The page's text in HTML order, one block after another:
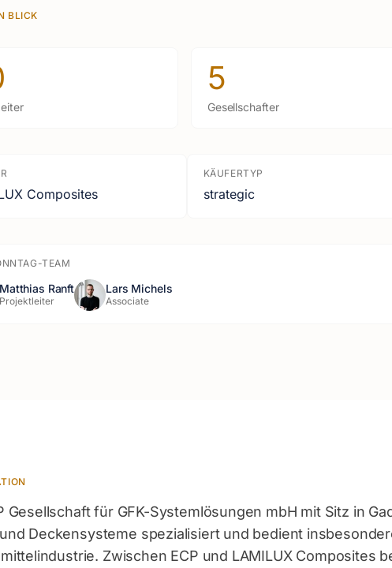
BLICK
5
Gesellschafter
Composites
KÄUFERTYP
strategic
TEAM
Matthias Ranft
Projektleiter
Lars Michels
Associate
Gesellschaft für GFK-Systemlösungen mbH mit Sitz in
Deckensysteme spezialisiert und bedient
Zwischen ECP und LAMILUX Composites